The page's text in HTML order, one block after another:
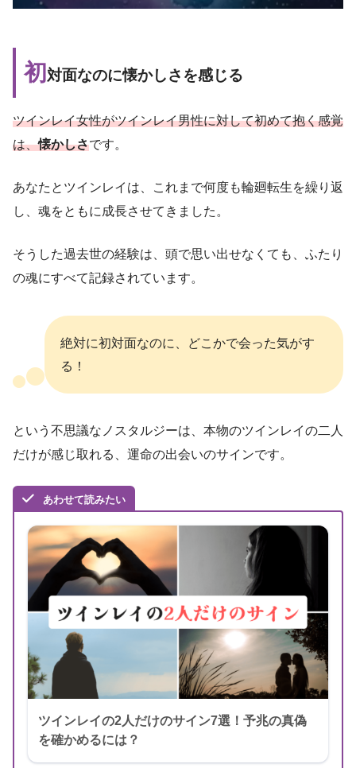
初 対面なのに懐かしさを感じる
ツインレイ女性がツインレイ男性に対して初めて抱く感覚
は、懐かしさです。
あなたとツインレイは、これまで何度も輪廻転生を繰り返
し、魂をともに成長させてきました。
そうした過去世の経験は、頭で思い出せなくても、ふたり
の魂にすべて記録されています。
絶対に初対面なのに、どこかで会った気がす
る！
という不思議なノスタルジーは、本物のツインレイの二人
だけが感じ取れる、運命の出会いのサインです。
あわせて読みたい
ツインレイの2人だけのサイン7選！予兆の真偽
を確かめるには？